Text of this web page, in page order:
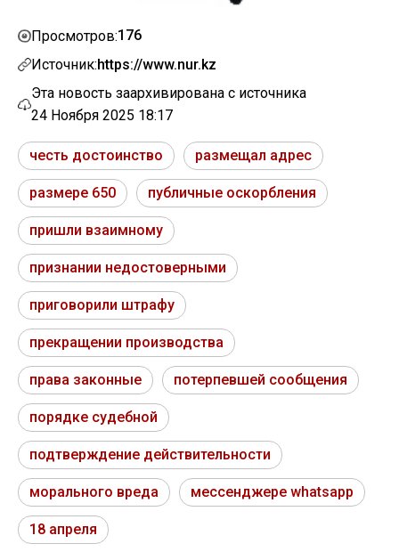
Просмотров:176
Источник:https://www.nur.kz
Эта новость заархивирована с источника
24 Ноября 2025 18:17
честь достоинство размещал адрес
размере 650 публичные оскорбления
пришли взаимному
признании недостоверными
приговорили штрафу
прекращении производства
права законные потерпевшей сообщения
порядке судебной
подтверждение действительности
морального вреда мессенджере whatsapp
18 апреля